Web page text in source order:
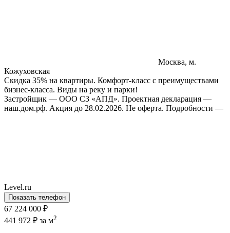
Москва, м.
Кожуховская
Скидка 35% на квартиры. Комфорт-класс с преимуществами
бизнес-класса. Виды на реку и парки!
Застройщик — ООО СЗ «АПД». Проектная декларация —
наш.дом.рф. Акция до 28.02.2026. Не оферта. Подробности —
Level.ru
Показать телефон
67 224 000 ₽
441 972 ₽ за м2